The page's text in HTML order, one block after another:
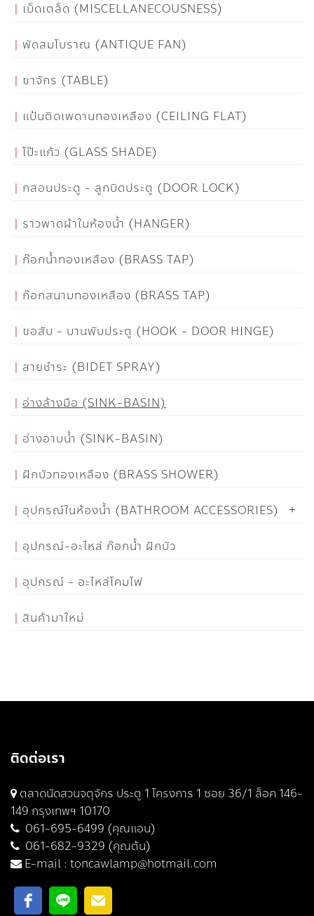
เบ็ดเตล็ด (MISCELLANECOUSNESS)
พัดลมโบราณ (ANTIQUE FAN)
ขาจักร (TABLE)
แป้นติดเพดานทองเหลือง (CEILING FLAT)
โป๊ะแก้ว (GLASS SHADE)
กลอนประตู - ลูกบิดประตู (DOOR LOCK)
ราวพาดผ้าในห้องน้ำ (HANGER)
ก๊อกน้ำทองเหลือง (BRASS TAP)
ก๊อกสนามทองเหลือง (BRASS TAP)
ขอสับ - บานพับประตู (HOOK - DOOR HINGE)
สายชำระ (BIDET SPRAY)
อ่างล้างมือ (SINK-BASIN)
อ่างอาบน้ำ (SINK-BASIN)
ฝักบัวทองเหลือง (BRASS SHOWER)
อุปกรณ์ในห้องน้ำ (BATHROOM ACCESSORIES)
อุปกรณ์-อะไหล่ ก๊อกน้ำ ฝักบัว
อุปกรณ์ - อะไหล่โคมไฟ
สินค้ามาใหม่
ติดต่อเรา
ตลาดนัดสวนจตุจักร ประตู 1 โครงการ 1 ซอย 36/1 ล็อค 146-
149 กรุงเทพฯ 10170
061-695-6499 (คุณแอน)
061-682-9329 (คุณต้น)
E-mail : toncawlamp@hotmail.com